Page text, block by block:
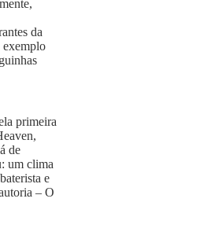
da
exemplo
primeira
de
um clima
e
– O